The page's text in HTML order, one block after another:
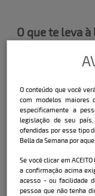
O que te leva
Uma boa
Como foi /
Bem agitada
reclamar.
Não vivo sem...
Meu celular.
O conteúdo que você
com modelos maiores
especificamente a
legislação de seu
ofendidas por esse tipo
Bella da Semana por
Se você clicar em
a confirmação acima
acesso - ou facilidade
pessoa que não tenha